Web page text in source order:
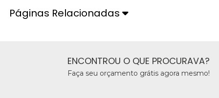
Páginas Relacionadas
ENCONTROU O QUE PROCURAVA?
Faça seu orçamento grátis agora mesmo!